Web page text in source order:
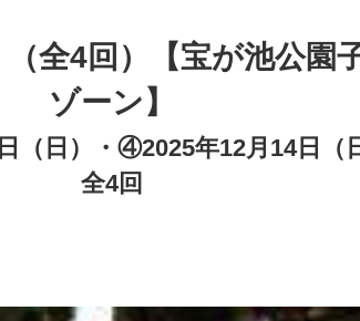
全4回）【宝が池公園
ゾーン】
日）・④2025年12月14日（
全4回